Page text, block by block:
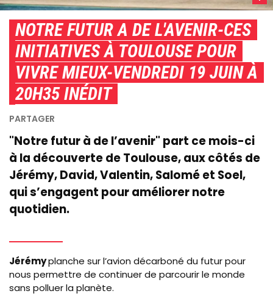
futur
Ces
vivre
mieux
NOTRE FUTUR A DE L'AVENIR-CES
INITIATIVES À TOULOUSE POUR
VIVRE MIEUX-VENDREDI 19 JUIN À
20H35 INÉDIT
"Notre futur à de l’avenir" part ce mois-ci
à la découverte de Toulouse, aux côtés de
Jérémy, David, Valentin, Salomé et Soel,
qui s’engagent pour améliorer notre
quotidien.
Jérémyplanche sur l’avion décarboné du futur pour
nous permettre de continuer de parcourir le monde
sans polluer la planète.